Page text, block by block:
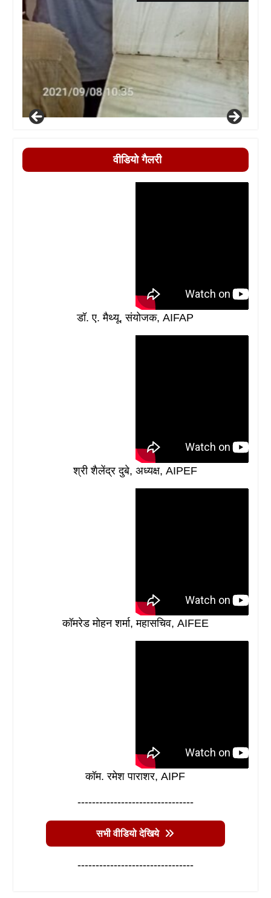
वीडियो गैलरी
डॉ. ए. मैथ्यू, संयोजक, AIFAP
श्री शैलेंद्र दुबे, अध्यक्ष, AIPEF
कॉमरेड मोहन शर्मा, महासचिव, AIFEE
कॉम. रमेश पाराशर, AIPF
--------------------------------
सभी वीडियो देखिये
--------------------------------